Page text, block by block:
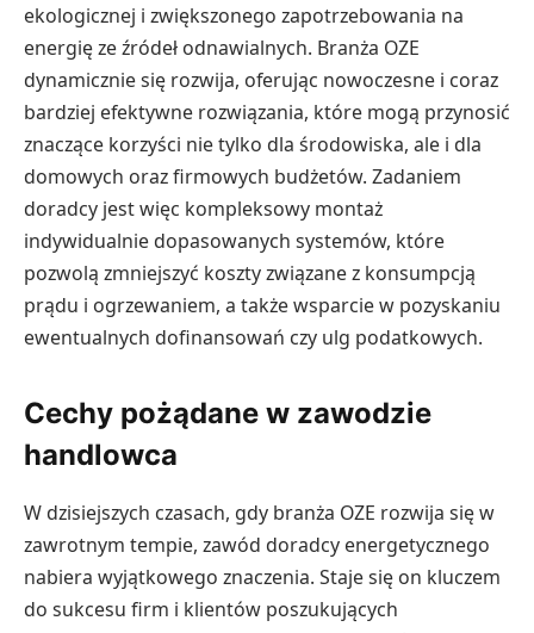
ekologicznej i zwiększonego zapotrzebowania na
energię ze źródeł odnawialnych. Branża OZE
dynamicznie się rozwija, oferując nowoczesne i coraz
bardziej efektywne rozwiązania, które mogą przynosić
znaczące korzyści nie tylko dla środowiska, ale i dla
domowych oraz firmowych budżetów. Zadaniem
doradcy jest więc kompleksowy montaż
indywidualnie dopasowanych systemów, które
pozwolą zmniejszyć koszty związane z konsumpcją
prądu i ogrzewaniem, a także wsparcie w pozyskaniu
ewentualnych dofinansowań czy ulg podatkowych.
Cechy pożądane w zawodzie
handlowca
W dzisiejszych czasach, gdy branża OZE rozwija się w
zawrotnym tempie, zawód doradcy energetycznego
nabiera wyjątkowego znaczenia. Staje się on kluczem
do sukcesu firm i klientów poszukujących